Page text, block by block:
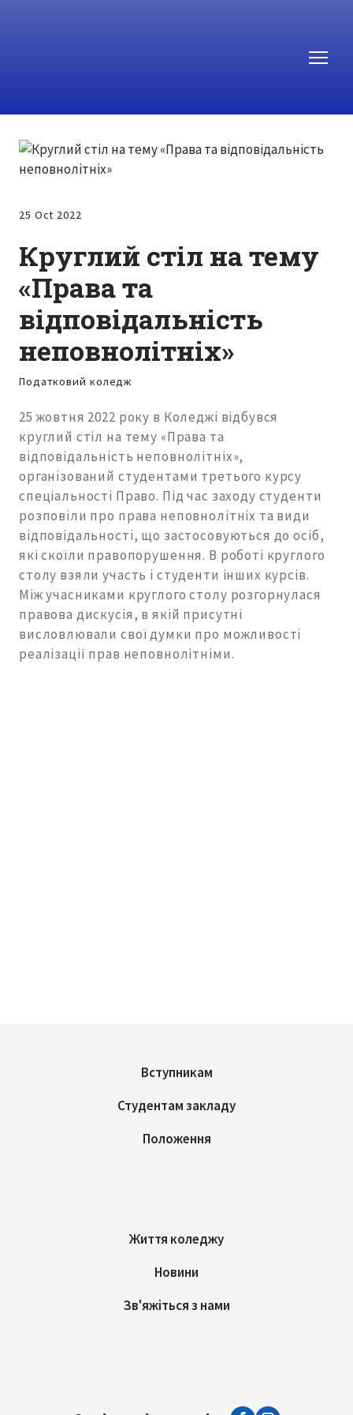
25 Oct 2022
Круглий стіл на тему
«Права та
відповідальність
неповнолітніх»
Податковий коледж
25 жовтня 2022 року в Коледжі відбувся
круглий стіл на тему «Права та
відповідальність неповнолітніх»,
організований студентами третього курсу
спеціальності Право. Під час заходу студенти
розповіли про права неповнолітніх та види
відповідальності, що застосовуються до осіб,
які скоїли правопорушення. В роботі круглого
столу взяли участь і студенти інших курсів.
Між учасниками круглого столу розгорнулася
правова дискусія, в якій присутні
висловлювали свої думки про можливості
реалізації прав неповнолітніми.
Вступникам
Студентам закладу
Положення
Життя коледжу
Новини
Зв'яжіться з нами